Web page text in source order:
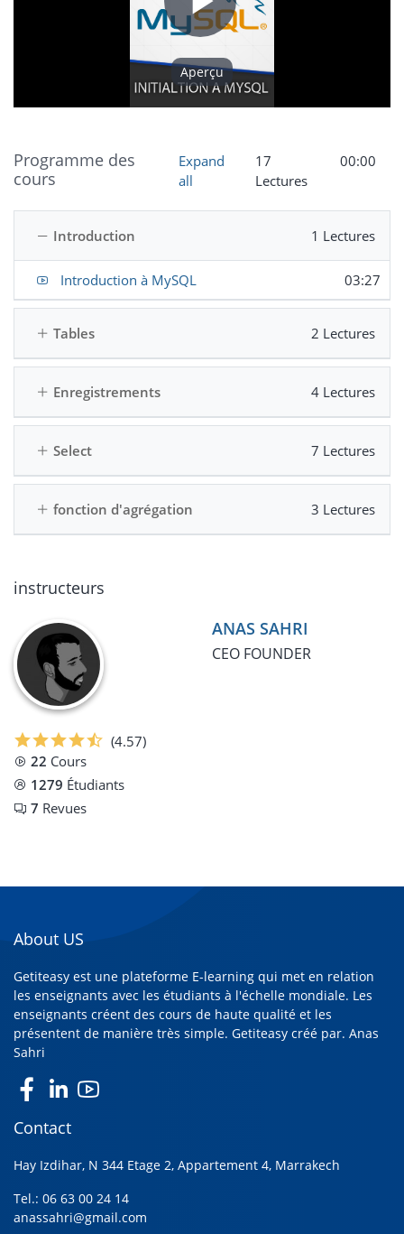
Play
Video
Aperçu
Programme des
cours
Expand
all
17
Lectures
00:00
Introduction 1 Lectures
Introduction à MySQL 03:27
Tables 2 Lectures
Enregistrements 4 Lectures
Select 7 Lectures
fonction d'agrégation 3 Lectures
instructeurs
(4.57)
22 Cours
1279 Étudiants
7 Revues
ANAS SAHRI
CEO FOUNDER
About US
Getiteasy est une plateforme E-learning qui met en relation
les enseignants avec les étudiants à l'échelle mondiale. Les
enseignants créent des cours de haute qualité et les
présentent de manière très simple. Getiteasy créé par. Anas
Sahri
Contact
Hay Izdihar, N 344 Etage 2, Appartement 4, Marrakech
Tel.: 06 63 00 24 14
anassahri@gmail.com